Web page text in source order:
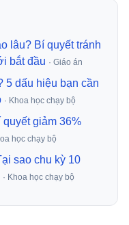
lâu? Bí quyết tránh
bắt đầu · Giáo án
5 dấu hiệu bạn cần
· Khoa học chạy bộ
quyết giảm 36%
học chạy bộ
sao chu kỳ 10
· Khoa học chạy bộ